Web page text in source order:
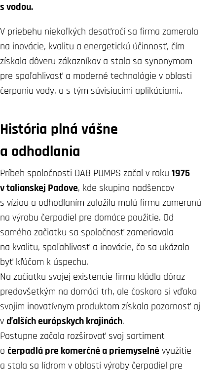
s vodou.
V priebehu niekoľkých desaťročí sa firma zamerala
na inovácie, kvalitu a energetickú účinnosť, čím
získala dôveru zákazníkov a stala sa synonymom
pre spoľahlivosť a moderné technológie v oblasti
čerpania vody, a s tým súvisiacimi aplikáciami..
História plná vášne
a odhodlania
Príbeh spoločnosti DAB PUMPS začal v roku 1975
v talianskej Padove, kde skupina nadšencov
s víziou a odhodlaním založila malú firmu zameranú
na výrobu čerpadiel pre domáce použitie. Od
samého začiatku sa spoločnosť zameriavala
na kvalitu, spoľahlivosť a inovácie, čo sa ukázalo
byť kľúčom k úspechu.
Na začiatku svojej existencie firma kládla dôraz
predovšetkým na domáci trh, ale čoskoro si vďaka
svojim inovatívnym produktom získala pozornosť aj
v ďalších európskych krajinách.
Postupne začala rozširovať svoj sortiment
o čerpadlá pre komerčné a priemyselné využitie
a stala sa lídrom v oblasti výroby čerpadiel pre